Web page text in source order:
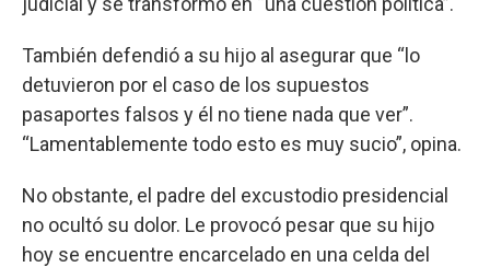
También defendió a su hijo al asegurar que “lo
detuvieron por el caso de los supuestos
pasaportes falsos y él no tiene nada que ver”.
“Lamentablemente todo esto es muy sucio”, opina.
No obstante, el padre del excustodio presidencial
no ocultó su dolor. Le provocó pesar que su hijo
hoy se encuentre encarcelado en una celda del